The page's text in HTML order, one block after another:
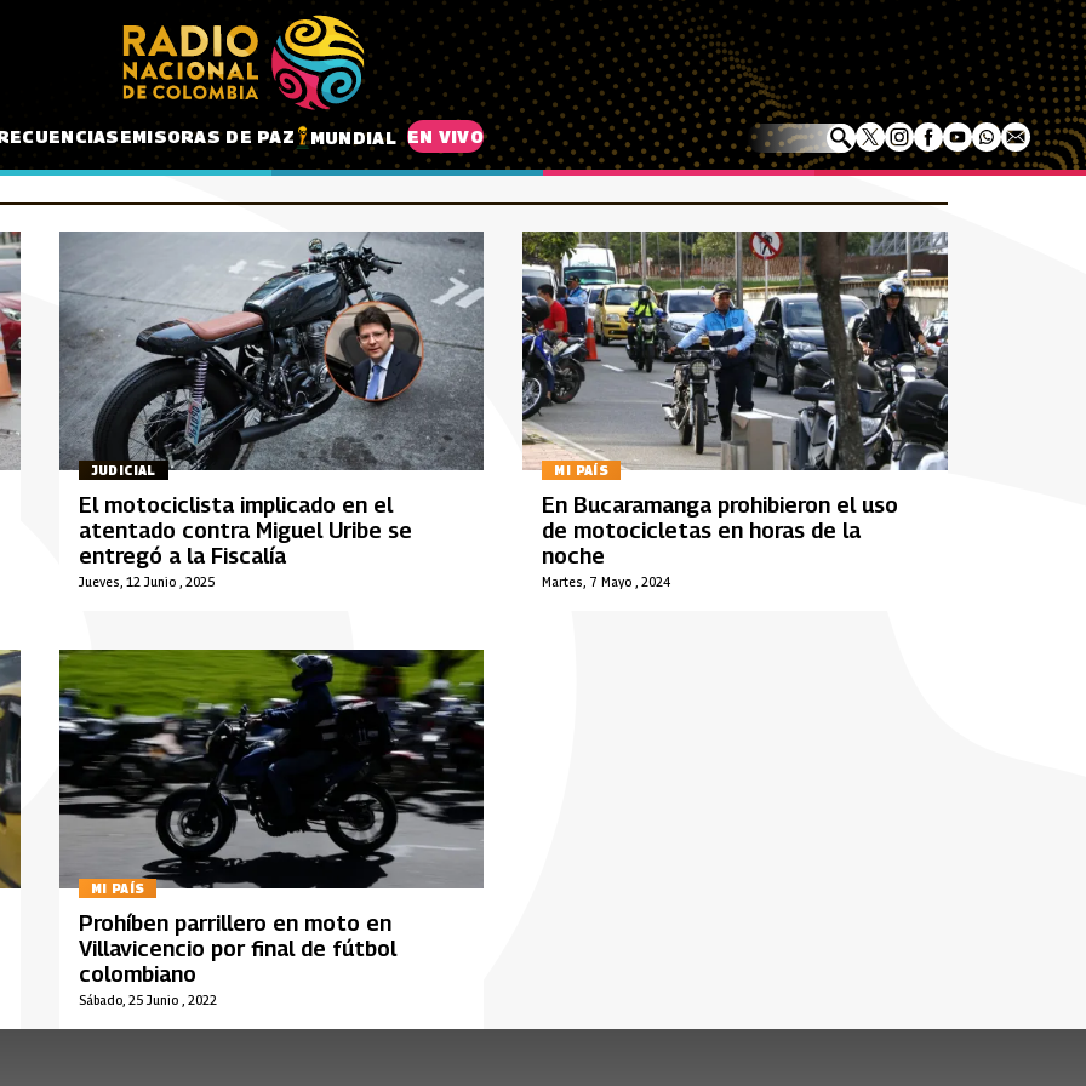
EMISORAS DE PAZ MUNDIAL EN VIVO
JUDICIAL
Jueves, 12 Junio , 2025
El motociclista implicado en el
atentado contra Miguel Uribe se
entregó a la Fiscalía
MI PAÍS
Martes, 7 Mayo , 2024
En Bucaramanga prohibieron el uso
de motocicletas en horas de la
noche
MI PAÍS
Sábado, 25 Junio , 2022
Prohíben parrillero en moto en
Villavicencio por final de fútbol
colombiano